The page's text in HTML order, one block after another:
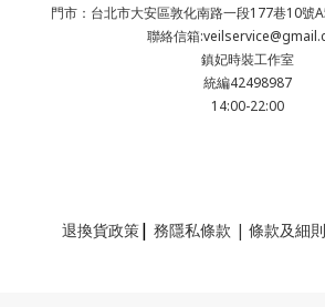
門市：台北市大安區敦化南路一段177巷10號
聯絡信箱
鎮妃時裝工作室
統編42498987
14:00-22:00
退換貨政策| 務隱私條款 | 條款及細